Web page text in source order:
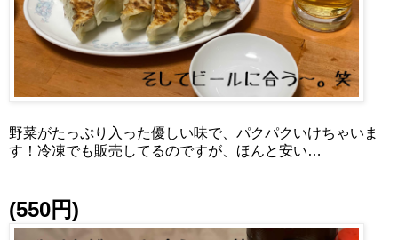
野菜がたっぷり入った優しい味で、パクパクいけちゃいま
す！冷凍でも販売してるのですが、ほんと安い…
(550円)